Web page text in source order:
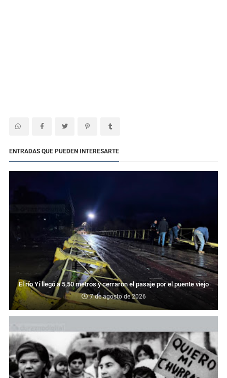
ENTRADAS QUE PUEDEN INTERESARTE
El río Yí llegó a 5,50 metros y cerraron el pasaje por el puente viejo
7 de agosto de 2026